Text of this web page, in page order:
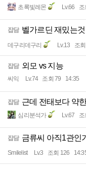
초록빛레몬 Lv.66 조
잡담 벨가르딘 재밌는
데구리데구리 Lv.13 조
잡담 외모 vs 지능
씨익 Lv.74 조회 79 14:35
잡담 근데 전태보다 약
심리분석가 Lv.67 조
잡담 금류씨 아직1관인
Smilelist Lv.3 조회 126